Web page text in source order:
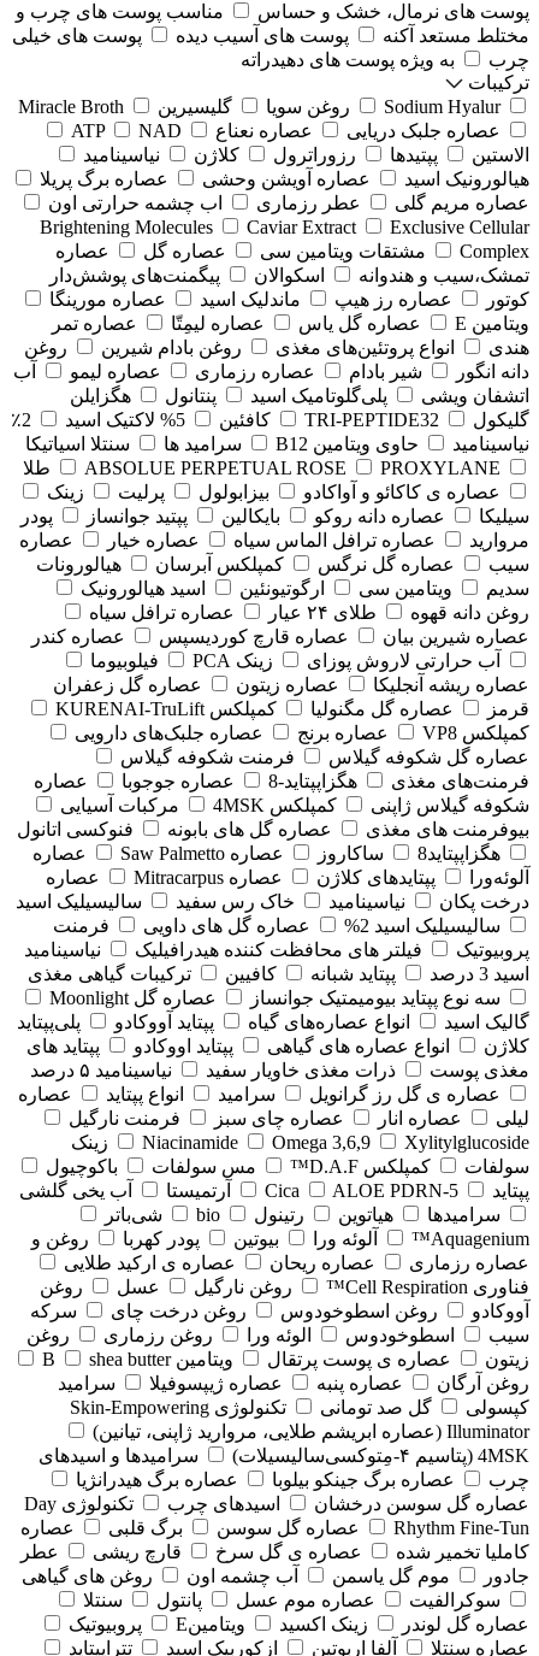
پوست های نرمال، خشک و حساس
مناسب پوست های چرب و
مختلط مستعد آکنه
پوست های آسیب دیده
پوست های خیلی
چرب
به ویژه پوست های دهیدراته
ترکیبات
Sodium Hyalur
روغن سویا گلیسیرین
Miracle Broth
عصاره جلبک دریایی
عصاره نعناع ATP
NAD
الاستین
پپتیدها رزوراترول کلاژن
⁠نیاسینامید
هیالورونیک اسید
عصاره آویشن وحشی
عصاره برگ پریلا
عصاره مریم گلی
عطر رزماری
اب چشمه حرارتی اون
Brightening Molecules
Caviar Extract
Exclusive Cellular
Complex
مشتقات ویتامین سی عصاره گل
عصاره
تمشک،سیب و هندوانه
اسکوالان
پیگمنت‌های پوشش‌دار
کوتور
عصاره رز هیپ ماندلیک اسید
عصاره مورینگا
ویتامین E
عصاره گل یاس عصاره لیمِتّا
عصاره تمر
هندی
انواع پروتئین‌های مغذی روغن بادام شیرین
روغن
دانه انگور
شیر بادام عصاره رزماری عصاره لیمو
آب
اتشفان ویشی
پلی‌گلوتامیک اسید پنتانول
هگزایلن
گلیکول
TRI-PEPTIDE32 کافئین 5% لاکتیک اسید
2٪
نیاسینامید
حاوی ویتامین B12 سرامید ها
سنتلا اسیاتیکا
ABSOLUE PERPETUAL ROSE
PROXYLANE
طلا
عصاره ی کاکائو و آواکادو
بیزابولول پرلیت
زینک
سیلیکا
عصاره دانه روکو بایکالین پپتید جوانساز
پودر
مروارید
عصاره ترافل الماس سیاه عصاره خیار
عصاره
سیب
عصاره گل نرگس کمپلکس آبرسان
هیالورونات
سدیم
ویتامین سی ارگوتیونئین
اسید هیالورونیک
روغن دانه قهوه
طلای ۲۴ عیار
عصاره ترافل سیاه
عصاره شیرین بیان
عصاره قارچ کوردیسپس
عصاره کندر
آب حرارتی لاروش پوزای
زینک PCA
فیلوبیوما
عصاره ریشه آنجلیکا
عصاره زیتون
عصاره گل زعفران
قرمز
عصاره گل مگنولیا
کمپلکس KURENAI-TruLift
کمپلکس VP8
عصاره برنج
عصاره جلبک‌های دارویی
عصاره گل شکوفه گیلاس
فرمنت شکوفه گیلاس
فرمنت‌های مغذی
هگزاپپتاید-8 عصاره جوجوبا
عصاره
شکوفه گیلاس ژاپنی
کمپلکس 4MSK
مرکبات آسیایی
بیوفرمنت های مغذی
عصاره گل های بابونه
فنوکسی اتانول
هگزاپپتاید8
ساکاروز عصاره Saw Palmetto
عصاره
آلوئه‌ورا
پپتایدهای کلاژن عصاره Mitracarpus
عصاره
درخت پکان
نیاسینامید خاک رس سفید
سالیسیلیک اسید
سالیسیلیک اسید 2%
عصاره گل های داویی
فرمنت
پروبیوتیک
فیلتر های محافظت کننده هیدرافیلیک
نیاسینامید
اسید 3 درصد
پپتاید شبانه کافیین
ترکیبات گیاهی مغذی
سه نوع پپتاید بیومیمتیک جوانساز
عصاره گل Moonlight
گالیک اسید
انواع عصاره‌های گیاه پپتاید آووکادو
پلی‌پپتاید
کلاژن
انواع عصاره های گیاهی پپتاید اووکادو
پپتاید های
مغذی پوست
ذرات مغذی خاویار سفید
نیاسینامید ۵ درصد
عصاره ی گل رز گرانویل
سرامید انواع پپتاید
عصاره
لیلی
عصاره انار عصاره چای سبز
فرمنت نارگیل
Niacinamide
Omega 3,6,9 Xylitylglucoside
زینک
سولفات
کمپلکس D.A.F™ مس سولفات
باکوچیول
پپتاید
5-Cica
ALOE PDRN آرتمیستا
آب یخی گلشی
سرامیدها
هیاتوین رتینول bio
شی‌باتر
Aquagenium™
آلوئه ورا بیوتین پودر کهربا
روغن و
عصاره رزماری
عصاره ریحان
عصاره ی ارکید طلایی
فناوری Cell Respiration™
روغن نارگیل عسل
روغن
آووکادو
روغن اسطوخودوس روغن درخت چای
سرکه
سیب
اسطوخودوس الوئه ورا روغن رزماری
روغن
زیتون
عصاره ی پوست پرتقال ویتامین Bshea butter
روغن آرگان
عصاره پنبه عصاره ژیپسوفیلا
سرامید
کپسولی
گل صد تومانی
تکنولوژی Skin-Empowering
Illuminator (عصاره ابریشم طلایی، مروارید ژاپنی، تیانین)
4MSK (پتاسیم ۴‑مِتوکسی‌سالیسیلات)
سرامیدها و اسیدهای
چرب
عصاره برگ جینکو بیلوبا
عصاره برگ هیدرانژیا
عصاره گل سوسن درخشان
اسیدهای چرب
تکنولوژی Day
Rhythm Fine‑Tun
عصاره گل سوسن برگ قلبی
عصاره
کاملیا تخمیر شده
عصاره ی گل سرخ قارچ ریشی
عطر
جادور
موم گل یاسمن آب چشمه اون
روغن های گیاهی
سوکرالفیت
عصاره موم عسل پانتول
سنتلا
عصاره گل لوندر
زینک اکسید ویتامینE
پروبیوتیک
عصاره سنتلا
آلفا اربوتین ازکوربیک اسید تتراپپتاید